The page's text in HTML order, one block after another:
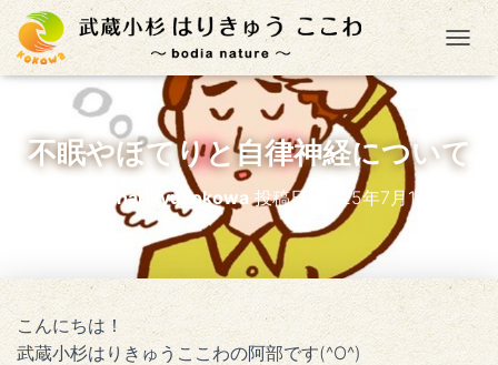
ナ
不眠やほてりと自律神経について
投稿者:harikyukokowa投稿日: 2025年7月14日
こんにちは！
武蔵小杉はりきゅうここわの阿部です(^O^)